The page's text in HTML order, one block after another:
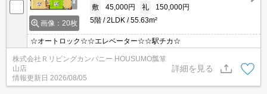
画像：20枚
敷
45,000円 礼
150,000円
5階
2LDK 55.63m²
☆オートロック☆☆エレベーター☆☆駅チカ☆
株式会社Ｒリビングカンパニー HOUSUMO瓢箪
山店
情報更新日 2026/08/05
詳細を見る